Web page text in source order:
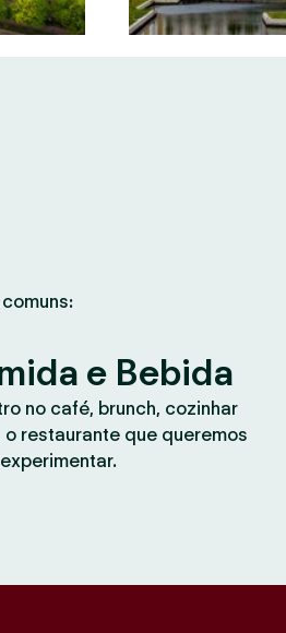
e Bebida
no café, brunch, cozinhar
o restaurante que queremos